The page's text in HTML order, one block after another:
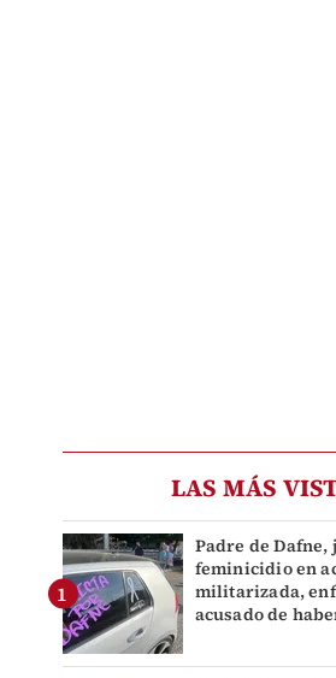
LAS MÁS
Padre de
feminicidio en
militarizada,
acusado de